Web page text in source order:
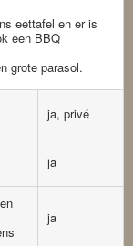
eettafel en er is
een BBQ
grote parasol.
ja, privé
ja
ja